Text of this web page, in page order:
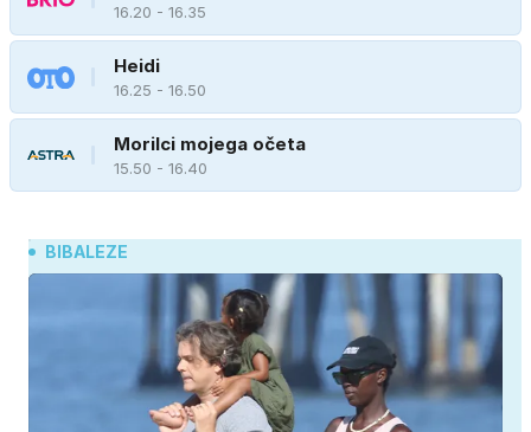
16.20 - 16.35
Heidi
16.25 - 16.50
Morilci mojega očeta
15.50 - 16.40
BIBALEZE